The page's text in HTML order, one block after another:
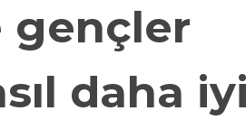
gençler
daha iyi